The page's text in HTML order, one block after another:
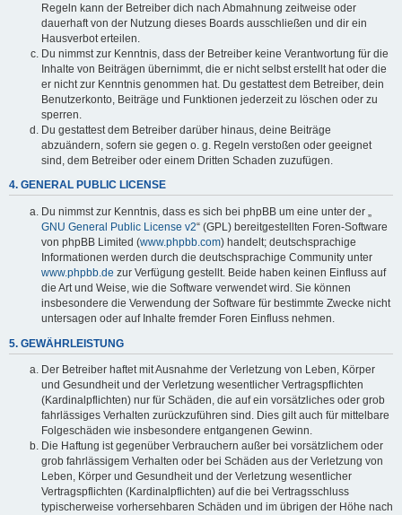
Regeln kann der Betreiber dich nach Abmahnung zeitweise oder
dauerhaft von der Nutzung dieses Boards ausschließen und dir ein
Hausverbot erteilen.
Du nimmst zur Kenntnis, dass der Betreiber keine Verantwortung für die
Inhalte von Beiträgen übernimmt, die er nicht selbst erstellt hat oder die
er nicht zur Kenntnis genommen hat. Du gestattest dem Betreiber, dein
Benutzerkonto, Beiträge und Funktionen jederzeit zu löschen oder zu
sperren.
Du gestattest dem Betreiber darüber hinaus, deine Beiträge
abzuändern, sofern sie gegen o. g. Regeln verstoßen oder geeignet
sind, dem Betreiber oder einem Dritten Schaden zuzufügen.
4. GENERAL PUBLIC LICENSE
Du nimmst zur Kenntnis, dass es sich bei phpBB um eine unter der „
GNU General Public License v2“ (GPL) bereitgestellten Foren-Software
von phpBB Limited (www.phpbb.com) handelt; deutschsprachige
Informationen werden durch die deutschsprachige Community unter
www.phpbb.de zur Verfügung gestellt. Beide haben keinen Einfluss auf
die Art und Weise, wie die Software verwendet wird. Sie können
insbesondere die Verwendung der Software für bestimmte Zwecke nicht
untersagen oder auf Inhalte fremder Foren Einfluss nehmen.
5. GEWÄHRLEISTUNG
Der Betreiber haftet mit Ausnahme der Verletzung von Leben, Körper
und Gesundheit und der Verletzung wesentlicher Vertragspflichten
(Kardinalpflichten) nur für Schäden, die auf ein vorsätzliches oder grob
fahrlässiges Verhalten zurückzuführen sind. Dies gilt auch für mittelbare
Folgeschäden wie insbesondere entgangenen Gewinn.
Die Haftung ist gegenüber Verbrauchern außer bei vorsätzlichem oder
grob fahrlässigem Verhalten oder bei Schäden aus der Verletzung von
Leben, Körper und Gesundheit und der Verletzung wesentlicher
Vertragspflichten (Kardinalpflichten) auf die bei Vertragsschluss
typischerweise vorhersehbaren Schäden und im übrigen der Höhe nach